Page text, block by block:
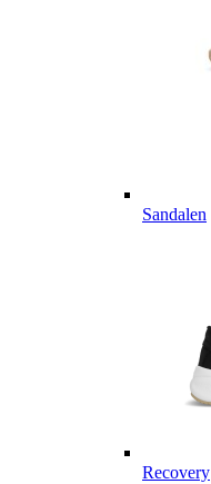
Sandalen
Recovery